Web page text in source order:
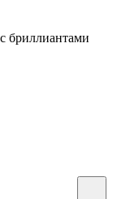
бриллиантами